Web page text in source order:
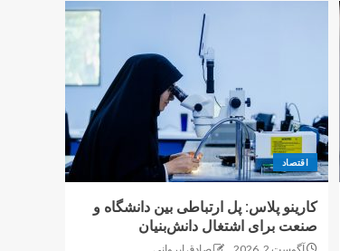
اقتصاد
کارینو پلاس: پل ارتباطی بین دانشگاه و
صنعت برای اشتغال دانش‌بنیان